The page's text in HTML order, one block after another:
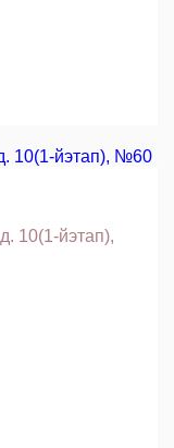
10(1-йэтап),